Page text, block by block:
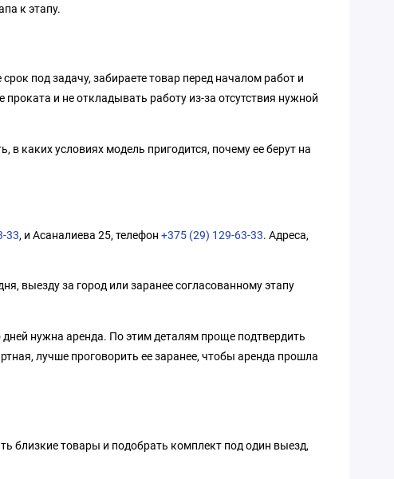
к этапу.
под задачу, забираете товар перед началом работ и
и не откладывать работу из-за отсутствия нужной
каких условиях модель пригодится, почему ее берут на
33, и Асаналиева 25, телефон +375 (29) 129-63-33. Адреса,
выезду за город или заранее согласованному этапу
дней нужна аренда. По этим деталям проще подтвердить
лучше проговорить ее заранее, чтобы аренда прошла
близкие товары и подобрать комплект под один выезд,